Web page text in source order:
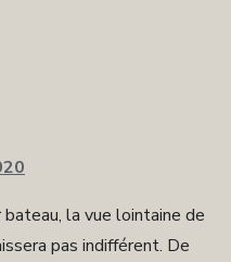
bateau, la vue lointaine de
pas indifférent. De